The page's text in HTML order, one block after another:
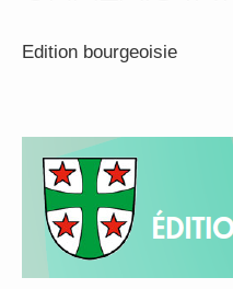
Edition bourgeoisie